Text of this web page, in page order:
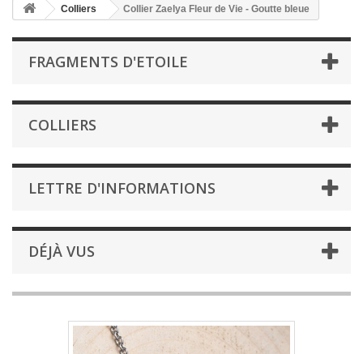
Colliers Collier Zaelya Fleur de Vie - Goutte bleue
FRAGMENTS D'ETOILE
COLLIERS
LETTRE D'INFORMATIONS
DÉJÀ VUS